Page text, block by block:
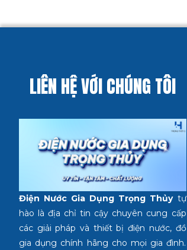
LIÊN HỆ VỚI CHÚNG TÔI
Điện Nước Gia Dụng Trọng Thủytự
hào là địa chỉ tin cậy chuyên cung cấp
các giải pháp và thiết bị điện nước, đồ
gia dụng chính hãng cho mọi gia đình.